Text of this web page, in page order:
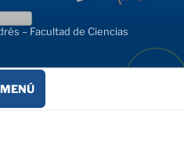
– Facultad de Ciencias
MENÚ